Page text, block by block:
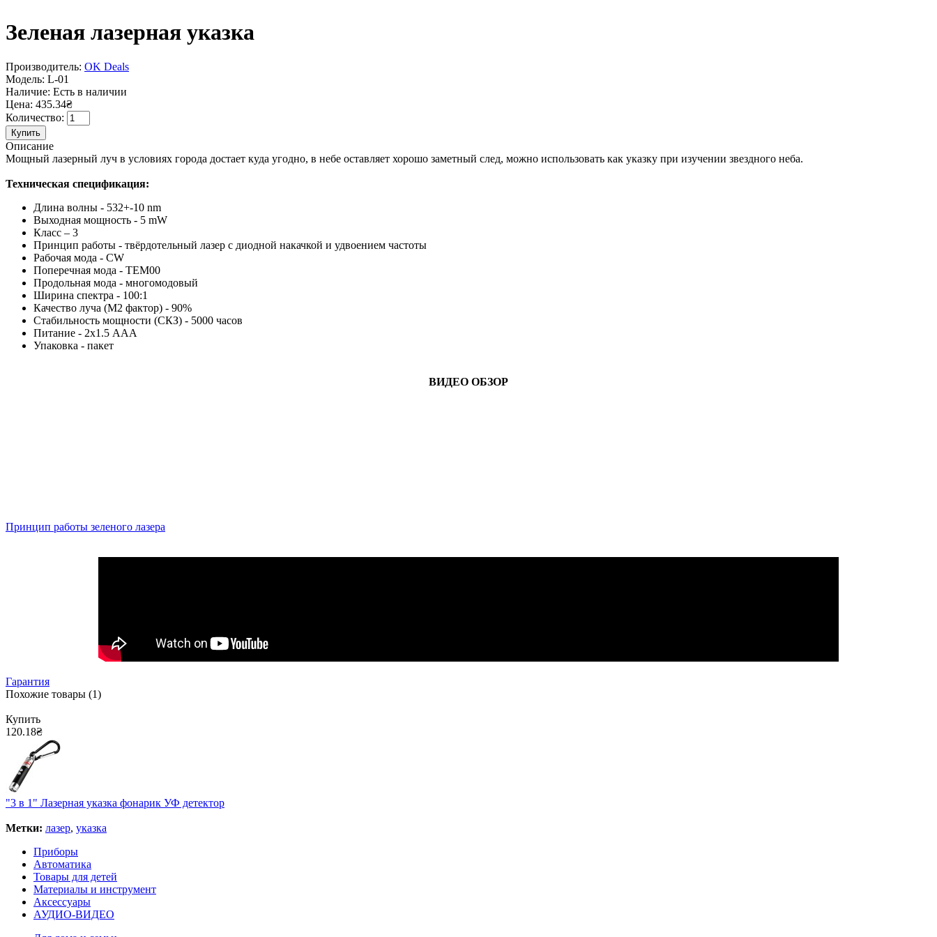
Зеленая лазерная указка
Производитель: OK Deals
Модель: L-01
Наличие: Есть в наличии
Цена: 435.34₴
Количество:
Описание
Мощный лазерный луч в условиях города достает куда угодно, в небе оставляет хорошо заметный след, можно использовать как указку при изучении звездного неба.
Техническая спецификация:
Длина волны - 532+-10 nm
Выходная мощность - 5 mW
Класс – 3
Принцип работы - твёрдотельный лазер с диодной накачкой и удвоением частоты
Рабочая мода - CW
Поперечная мода - TEM00
Продольная мода - многомодовый
Ширина спектра - 100:1
Качество луча (M2 фактор) - 90%
Стабильность мощности (СКЗ) - 5000 часов
Питание - 2х1.5 ААА
Упаковка - пакет
ВИДЕО ОБЗОР
Принцип работы зеленого лазера
Гарантия
Похожие товары (1)
Купить
120.18₴
"3 в 1" Лазерная указка фонарик УФ детектор
Метки: лазер, указка
Приборы
Автоматика
Товары для детей
Материалы и инструмент
Аксессуары
АУДИО-ВИДЕО